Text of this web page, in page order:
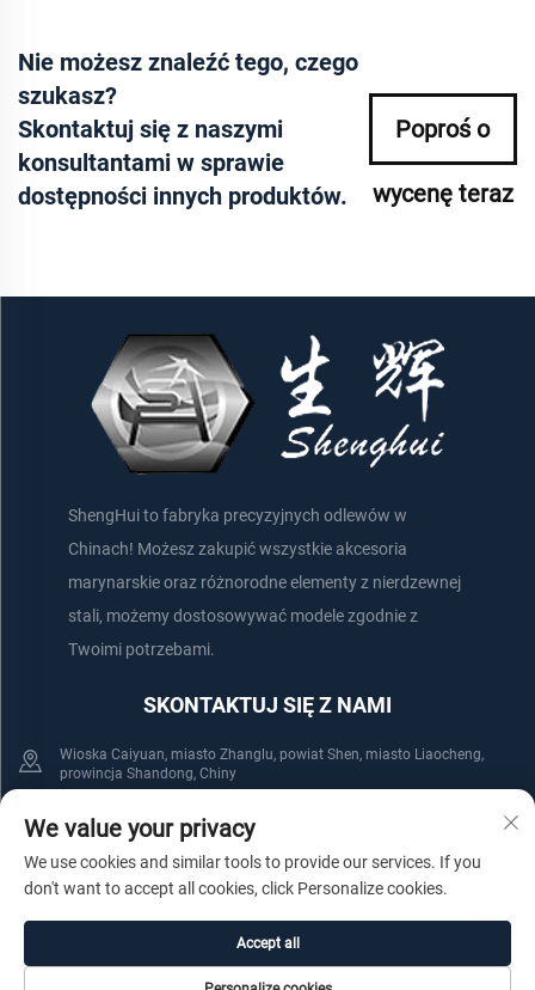
Nie możesz znaleźć tego, czego
szukasz?
Skontaktuj się z naszymi
konsultantami w sprawie
dostępności innych produktów.
Poproś o
wycenę teraz
ShengHui to fabryka precyzyjnych odlewów w
Chinach! Możesz zakupić wszystkie akcesoria
marynarskie oraz różnorodne elementy z nierdzewnej
stali, możemy dostosowywać modele zgodnie z
Twoimi potrzebami.
SKONTAKTUJ SIĘ Z NAMI
Wioska Caiyuan, miasto Zhanglu, powiat Shen, miasto Liaocheng,
prowincja Shandong, Chiny
+86-152 75660044
[email protected]
Prawa autorskie © Shenxian Shenghui Stainless Steel Products Co., Ltd.
We value your privacy
We use cookies and similar tools to provide our services. If you
don't want to accept all cookies, click Personalize cookies.
Accept all